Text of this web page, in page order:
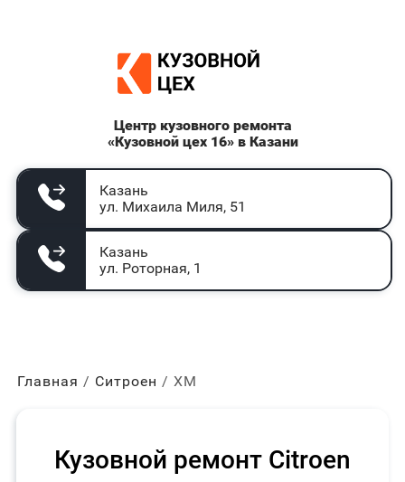
Центр кузовного ремонта
«Кузовной цех 16» в Казани
Казань
ул. Михаила Миля, 51
Казань
ул. Роторная, 1
Главная Ситроен ХМ
Кузовной ремонт Citroen